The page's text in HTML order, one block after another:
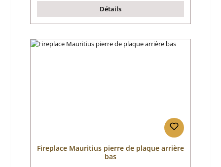
Détails
Fireplace Mauritius pierre de plaque arrière
bas